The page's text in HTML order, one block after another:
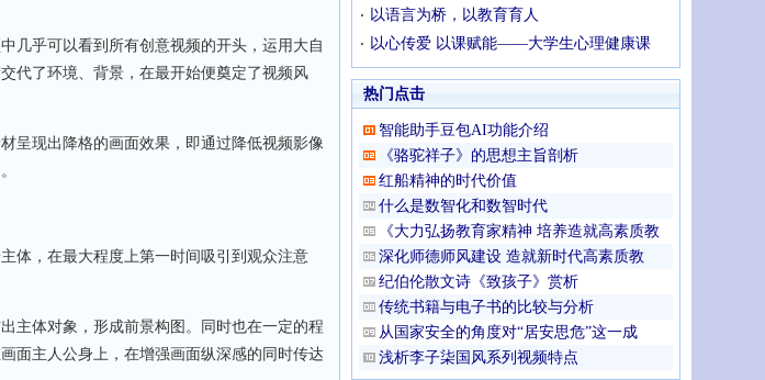
乎可以看到所有创意视频的开头，运用大自
代了环境、背景，在最开始便奠定了视频风
现出降格的画面效果，即通过降低视频影像
，在最大程度上第一时间吸引到观众注意
体对象，形成前景构图。同时也在一定的程
面主人公身上，在增强画面纵深感的同时传达
以语言为桥，以教育育人
以心传爱 以课赋能——大学生心理健康课
热门点击
智能助手豆包AI功能介绍
《骆驼祥子》的思想主旨剖析
红船精神的时代价值
什么是数智化和数智时代
《大力弘扬教育家精神 培养造就高素质教
深化师德师风建设 造就新时代高素质教
纪伯伦散文诗《致孩子》赏析
传统书籍与电子书的比较与分析
从国家安全的角度对“居安思危”这一成
浅析李子柒国风系列视频特点